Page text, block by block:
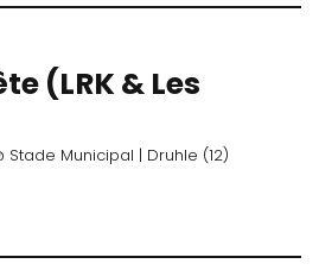
(LRK & Les
Stade Municipal | Druhle (12)